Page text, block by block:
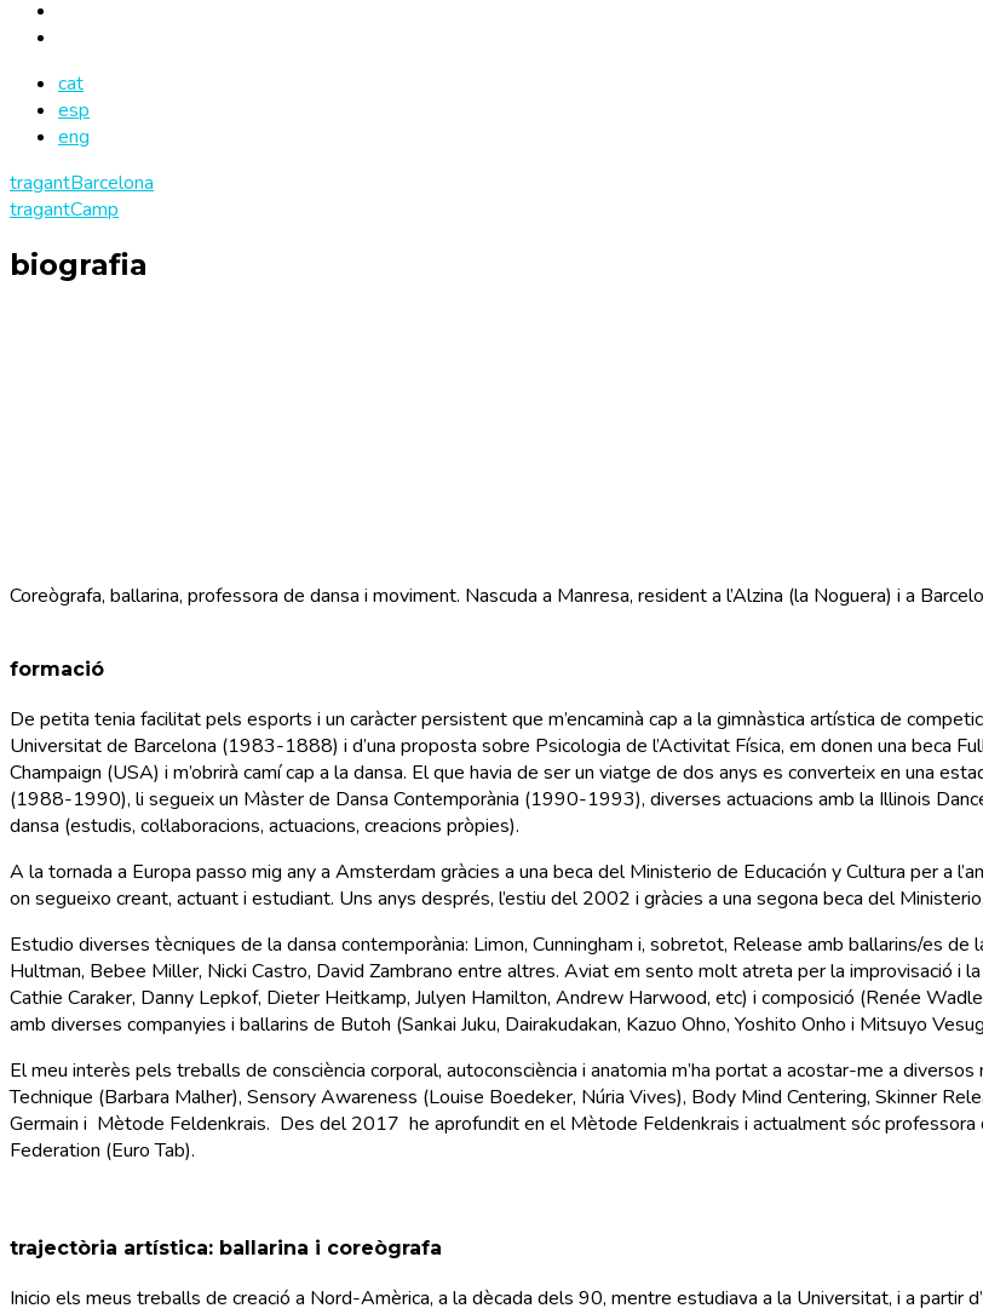
cat
esp
eng
tragantBarcelona
tragantCamp
biografia
Coreògrafa, ballarina, professora de dansa i moviment. Nascuda a Manresa, resident a l’Alzina (la Noguera) i a
formació
De petita tenia facilitat pels esports i un caràcter persistent que m’encaminà cap a la gimnàstica artística de
Universitat de Barcelona (1983-1888) i d’una proposta sobre Psicologia de l’Activitat Física, em donen una beca
Champaign (USA) i m’obrirà camí cap a la dansa. El que havia de ser un viatge de dos anys es converteix en una
(1988-1990), li segueix un Màster de Dansa Contemporània (1990-1993), diverses actuacions amb la Illinois
dansa (estudis, col·laboracions, actuacions, creacions pròpies).
A la tornada a Europa passo mig any a Amsterdam gràcies a una beca del Ministerio de Educación y Cultura per a
on segueixo creant, actuant i estudiant. Uns anys després, l’estiu del 2002 i gràcies a una segona beca del
Estudio diverses tècniques de la dansa contemporània: Limon, Cunningham i, sobretot, Release amb ballarins/es
Hultman, Bebee Miller, Nicki Castro, David Zambrano entre altres. Aviat em sento molt atreta per la improvisació i
Cathie Caraker, Danny Lepkof, Dieter Heitkamp, Julyen Hamilton, Andrew Harwood, etc) i composició (Renée
amb diverses companyies i ballarins de Butoh (Sankai Juku, Dairakudakan, Kazuo Ohno, Yoshito Onho i Mitsuyo
El meu interès pels treballs de consciència corporal, autoconsciència i anatomia m’ha portat a acostar-me a
Technique (Barbara Malher), Sensory Awareness (Louise Boedeker, Núria Vives), Body Mind Centering, Skinner
Germain i Mètode Feldenkrais. Des del 2017 he aprofundit en el Mètode Feldenkrais i actualment sóc professora
Federation (Euro Tab).
trajectòria artística: ballarina i coreògrafa
Inicio els meus treballs de creació a Nord-Amèrica, a la dècada dels 90, mentre estudiava a la Universitat, i a partir